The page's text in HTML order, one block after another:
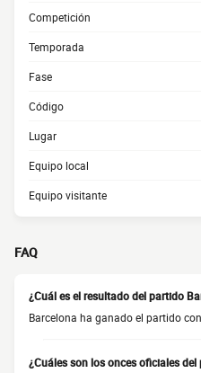
Competición
Temporada
Fase
Código
Lugar
Equipo local
Equipo visitante
FAQ
¿Cuál es el resultado del partido
Barcelona ha ganado el partido
¿Cuáles son los onces oficiales